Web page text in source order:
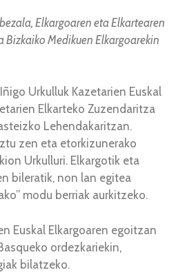
Elkargoaren eta Elkartearen
Bizkaiko Medikuen Elkargoarekin
Urkulluk Kazetarien Euskal
Elkarteko Zuzendaritza
Lehendakaritzan.
zen eta etorkizunerako
Urkulluri. Elkargotik eta
bileratik, non lan egitea
modu berriak aurkitzeko.
Euskal Elkargoaren egoitzan
ordezkariekin,
bilatzeko.